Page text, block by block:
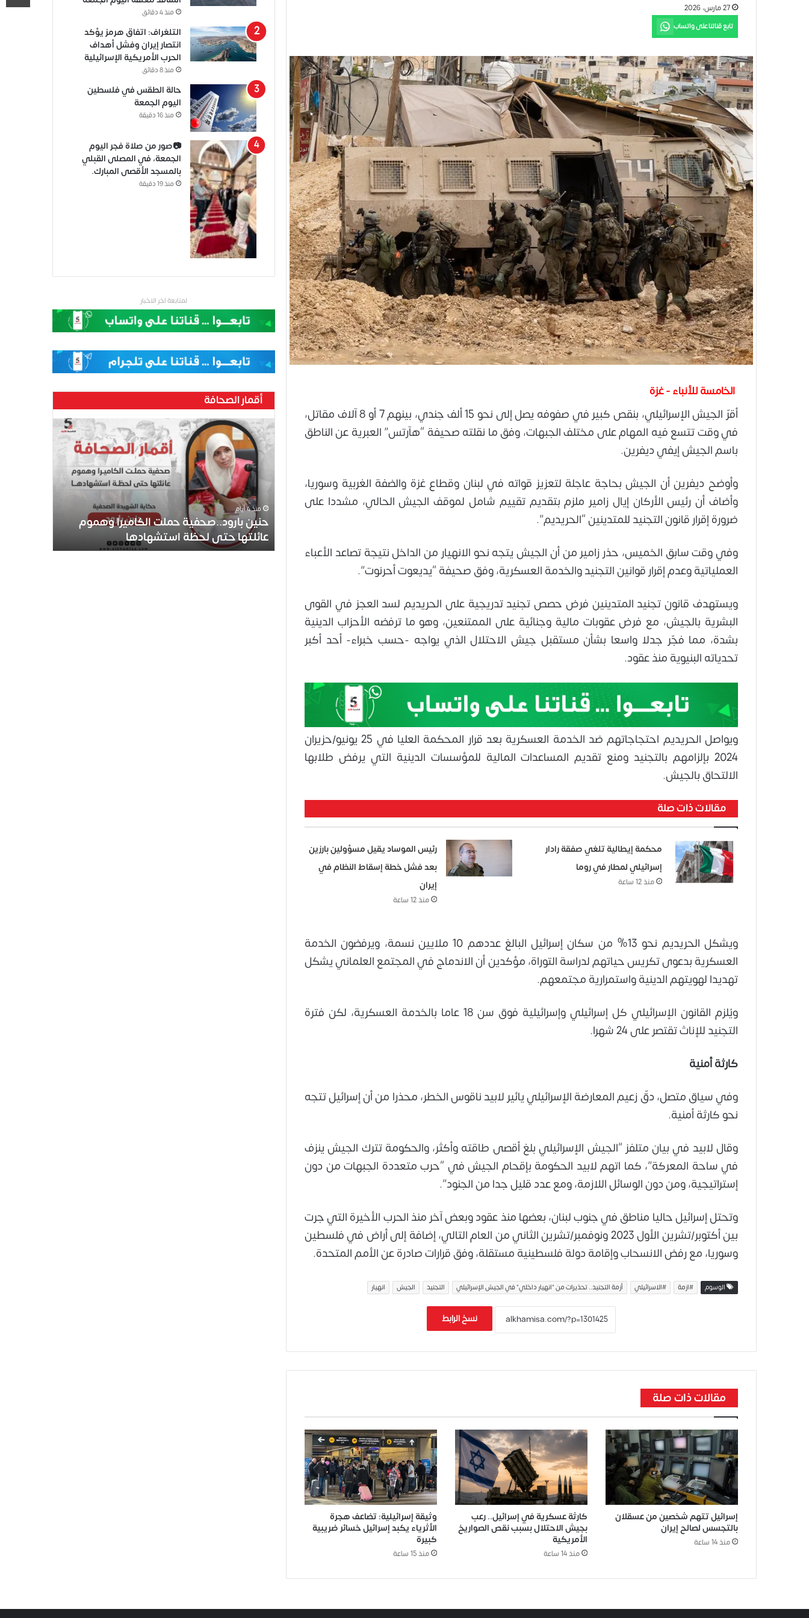
27 مارس، 2026
تابع قناتنا على واتساب
الخامسة للأنباء - غزة
أقرّ الجيش الإسرائيلي، بنقص كبير في صفوفه يصل إلى نحو 15 ألف جندي، بينهم 7 أو 8 آلاف مقاتل،
في وقت تتسع فيه المهام على مختلف الجبهات، وفق ما نقلته صحيفة “هآرتس” العبرية عن الناطق
باسم الجيش إيفي ديفرين.
وأوضح ديفرين أن الجيش بحاجة عاجلة لتعزيز قواته في لبنان وقطاع غزة والضفة الغربية وسوريا،
وأضاف أن رئيس الأركان إيال زامير ملزم بتقديم تقييم شامل لموقف الجيش الحالي، مشددا على
ضرورة إقرار قانون التجنيد للمتدينين “الحريديم”.
وفي وقت سابق الخميس، حذر زامير من أن الجيش يتجه نحو الانهيار من الداخل نتيجة تصاعد الأعباء
العملياتية وعدم إقرار قوانين التجنيد والخدمة العسكرية، وفق صحيفة “يديعوت أحرنوت”.
ويستهدف قانون تجنيد المتدينين فرض حصص تجنيد تدريجية على الحريديم لسد العجز في القوى
البشرية بالجيش، مع فرض عقوبات مالية وجنائية على الممتنعين، وهو ما ترفضه الأحزاب الدينية
بشدة، مما فجّر جدلا واسعا بشأن مستقبل جيش الاحتلال الذي يواجه -حسب خبراء- أحد أكبر
تحدياته البنيوية منذ عقود.
ويواصل الحريديم احتجاجاتهم ضد الخدمة العسكرية بعد قرار المحكمة العليا في 25 يونيو/حزيران
2024 بإلزامهم بالتجنيد ومنع تقديم المساعدات المالية للمؤسسات الدينية التي يرفض طلابها
الالتحاق بالجيش.
مقالات ذات صلة
محكمة إيطالية تلغي صفقة رادار
إسرائيلي لمطار في روما
منذ 12 ساعة
رئيس الموساد يقيل مسؤولين بارزين
بعد فشل خطة إسقاط النظام في
إيران
منذ 12 ساعة
ويشكل الحريديم نحو 13% من سكان إسرائيل البالغ عددهم 10 ملايين نسمة، ويرفضون الخدمة
العسكرية بدعوى تكريس حياتهم لدراسة التوراة، مؤكدين أن الاندماج في المجتمع العلماني يشكل
تهديدا لهويتهم الدينية واستمرارية مجتمعهم.
ويُلزم القانون الإسرائيلي كل إسرائيلي وإسرائيلية فوق سن 18 عاما بالخدمة العسكرية، لكن فترة
التجنيد للإناث تقتصر على 24 شهرا.
كارثة أمنية
وفي سياق متصل، دقّ زعيم المعارضة الإسرائيلي يائير لابيد ناقوس الخطر، محذرا من أن إسرائيل تتجه
نحو كارثة أمنية.
وقال لابيد في بيان متلفز “الجيش الإسرائيلي بلغ أقصى طاقته وأكثر، والحكومة تترك الجيش ينزف
في ساحة المعركة”، كما اتهم لابيد الحكومة بإقحام الجيش في “حرب متعددة الجبهات من دون
إستراتيجية، ومن دون الوسائل اللازمة، ومع عدد قليل جدا من الجنود”.
وتحتل إسرائيل حاليا مناطق في جنوب لبنان، بعضها منذ عقود وبعض آخر منذ الحرب الأخيرة التي جرت
بين أكتوبر/تشرين الأول 2023 ونوفمبر/تشرين الثاني من العام التالي، إضافة إلى أراض في فلسطين
وسوريا، مع رفض الانسحاب وإقامة دولة فلسطينية مستقلة، وفق قرارات صادرة عن الأمم المتحدة.
الوسوم #ازمة #الاسرائيلي أزمة التجنيد.. تحذيرات من "انهيار داخلي" في الجيش الإسرائيلي التجنيد الجيش انهيار
نسخ الرابط
مقالات ذات صلة
إسرائيل تتهم شخصين من عسقلان
بالتجسس لصالح إيران
منذ 14 ساعة
كارثة عسكرية في إسرائيل.. رعب
بجيش الاحتلال بسبب نقص الصواريخ
الأمريكية
منذ 14 ساعة
وثيقة إسرائيلية: تضاعف هجرة
الأثرياء يكبد إسرائيل خسائر ضريبية
كبيرة
منذ 15 ساعة
منذ 4 دقائق
التلغراف: اتفاق هرمز يؤكد
انتصار إيران وفشل أهداف
الحرب الأمريكية الإسرائيلية
منذ 8 دقائق
حالة الطقس في فلسطين
اليوم الجمعة
منذ 16 دقيقة
📷صور من صلاة فجر اليوم
الجمعة، في المصلى القبلي
بالمسجد الأقصى المبارك.
منذ 19 دقيقة
لمتابعة اخر الاخبار
أقمار الصحافة
حنين
بارود..صحفية
حملت
الكاميرا
وهموم
عائلتها
لحظة
استشهادها
منذ 4 أيام
حنين بارود..صحفية حملت الكاميرا وهموم
عائلتها حتى لحظة استشهادها